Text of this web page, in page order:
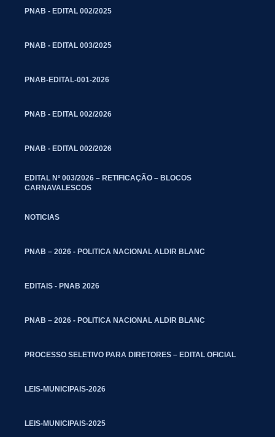
PNAB - EDITAL 002/2025
PNAB - EDITAL 003/2025
PNAB-EDITAL-001-2026
PNAB - EDITAL 002/2026
PNAB - EDITAL 002/2026
EDITAL Nº 003/2026 – RETIFICAÇÃO – BLOCOS
CARNAVALESCOS
NOTICIAS
PNAB – 2026 - POLITICA NACIONAL ALDIR BLANC
EDITAIS - PNAB 2026
PNAB – 2026 - POLITICA NACIONAL ALDIR BLANC
PROCESSO SELETIVO PARA DIRETORES – EDITAL OFICIAL
LEIS-MUNICIPAIS-2026
LEIS-MUNICIPAIS-2025